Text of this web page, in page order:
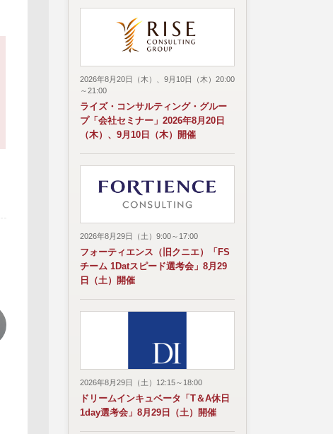
2026年8月20日（木）、9月10日（木）20:00
～21:00
ライズ・コンサルティング・グルー
プ「会社セミナー」2026年8月20日
（木）、9月10日（木）開催
2026年8月29日（土）9:00～17:00
フォーティエンス（旧クニエ）「FS
チーム 1Datスピード選考会」8月29
日（土）開催
2026年8月29日（土）12:15～18:00
ドリームインキュベータ「T＆A休日
1day選考会」8月29日（土）開催